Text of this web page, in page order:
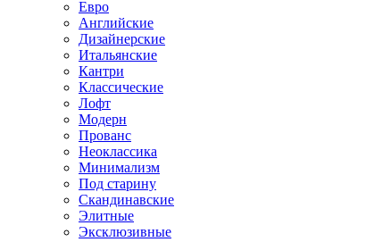
Евро
Английские
Дизайнерские
Итальянские
Кантри
Классические
Лофт
Модерн
Прованс
Неоклассика
Минимализм
Под старину
Скандинавские
Элитные
Эксклюзивные